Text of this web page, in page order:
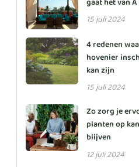
gaat het van
15 juli 2024
4 redenen
hovenier
kan zijn
15 juli 2024
Zo zorg je
planten op
blijven
12 juli 2024